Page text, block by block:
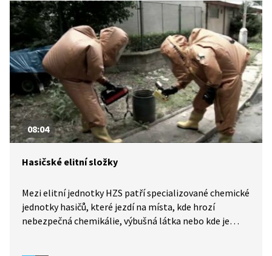
08:04
Hasičské elitní složky
Mezi elitní jednotky HZS patří specializované chemické
jednotky hasičů, které jezdí na místa, kde hrozí
nebezpečná chemikálie, výbušná látka nebo kde je